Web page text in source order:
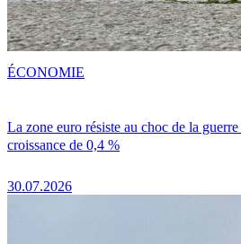
La zone euro résiste au choc de la
croissance de 0,4 %
30.07.2026
ÉCONOMIE